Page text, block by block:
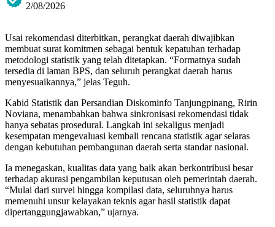
2/08/2026
Usai rekomendasi diterbitkan, perangkat daerah diwajibkan
membuat surat komitmen sebagai bentuk kepatuhan terhadap
metodologi statistik yang telah ditetapkan. “Formatnya sudah
tersedia di laman BPS, dan seluruh perangkat daerah harus
menyesuaikannya,” jelas Teguh.
Kabid Statistik dan Persandian Diskominfo Tanjungpinang, Ririn
Noviana, menambahkan bahwa sinkronisasi rekomendasi tidak
hanya sebatas prosedural. Langkah ini sekaligus menjadi
kesempatan mengevaluasi kembali rencana statistik agar selaras
dengan kebutuhan pembangunan daerah serta standar nasional.
Ia menegaskan, kualitas data yang baik akan berkontribusi besar
terhadap akurasi pengambilan keputusan oleh pemerintah daerah.
“Mulai dari survei hingga kompilasi data, seluruhnya harus
memenuhi unsur kelayakan teknis agar hasil statistik dapat
dipertanggungjawabkan,” ujarnya.